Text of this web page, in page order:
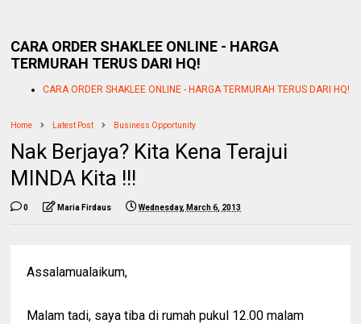
CARA ORDER SHAKLEE ONLINE - HARGA
TERMURAH TERUS DARI HQ!
CARA ORDER SHAKLEE ONLINE - HARGA TERMURAH TERUS DARI HQ!
Home Latest Post Business Opportunity
Nak Berjaya? Kita Kena Terajui
MINDA Kita !!!
0 Maria Firdaus Wednesday, March 6, 2013
Assalamualaikum,
Malam tadi, saya tiba di rumah pukul 12.00 malam